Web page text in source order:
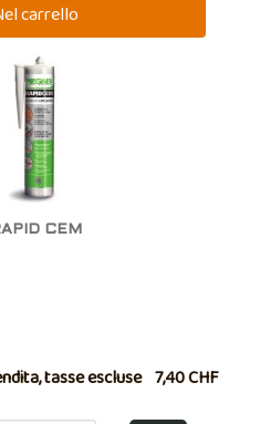
CEM
tasse escluse 7,40 CHF